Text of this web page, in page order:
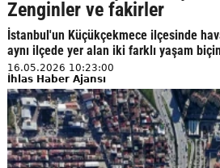
Zenginler ve fakirler
İstanbul'un Küçükçekmece ilçesinde
aynı ilçede yer alan iki farklı yaşam
16.05.2026 10:23:00
İhlas Haber Ajansı